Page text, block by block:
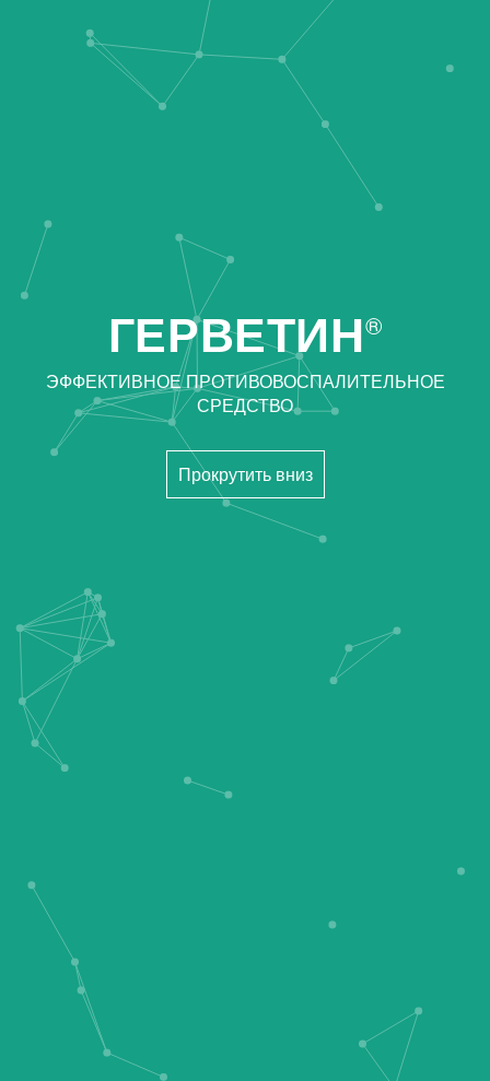
ГЕРВЕТИН®
ЭФФЕКТИВНОЕ ПРОТИВОВОСПАЛИТЕЛЬНОЕ
СРЕДСТВО
Прокрутить вниз